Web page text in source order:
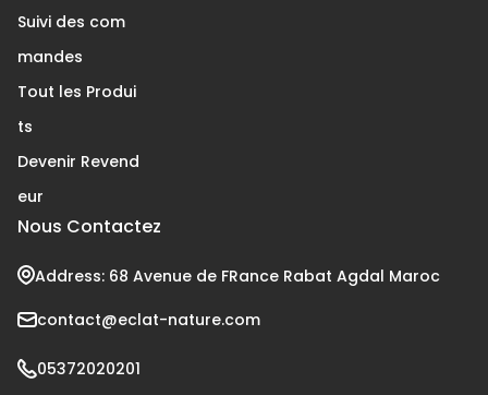
Suivi des com
mandes
Tout les Produi
ts
Devenir Revend
eur
Nous Contactez
Address: 68 Avenue de FRance Rabat Agdal Maroc
contact@eclat-nature.com
05372020201